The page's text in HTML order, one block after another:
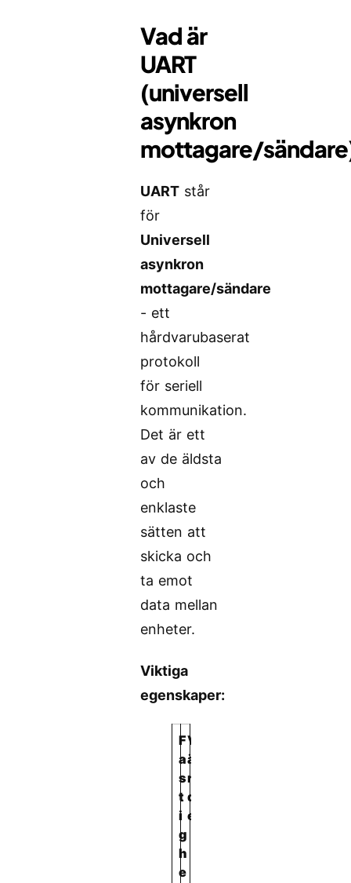
Vad är
UART
(universell
asynkron
mottagare/
UART står
för
Universell
asynkron
mottagare/sändare
- ett
hårdvarubaserat
protokoll
för seriell
kommunikation.
Det är ett
av de äldsta
och
enklaste
sätten att
skicka och
ta emot
data mellan
enheter.
Viktiga
egenskaper:
F
a
s
t
i
g
h
e
V
ä
r
d
e